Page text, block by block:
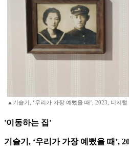
▲기슬기, ‘우리가 가장 예뻤을 때’, 2023, 디지
'이동하는 집'
기슬기, ‘우리가 가장 예뻤을 때’,